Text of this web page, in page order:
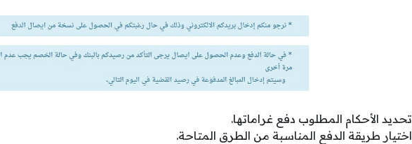
تحديد الأحكام المطلوب دفع غراماتها.
اختيار طريقة الدفع المناسبة من الطرق المتاحة.